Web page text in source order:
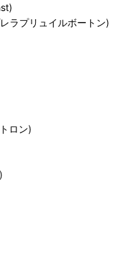
ラプリュイルボートン)
ロン)